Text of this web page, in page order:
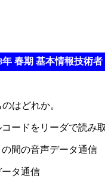
年 春期 基本情報技術者
はどれか。
ードをリーダで読み
間の音声データ通信
タ通信